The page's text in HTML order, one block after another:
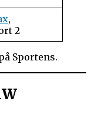
,
2
Sportens.